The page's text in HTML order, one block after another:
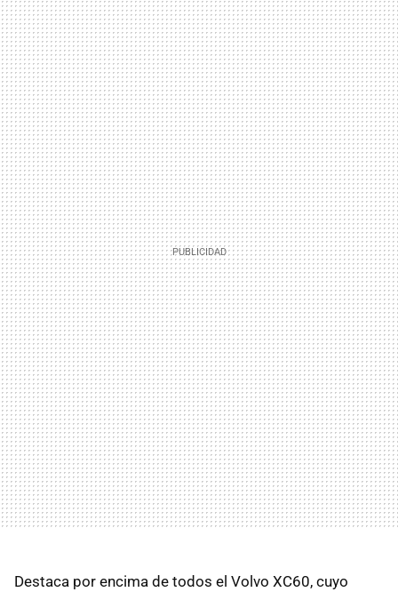
Destaca por encima de todos el Volvo XC60, cuyo